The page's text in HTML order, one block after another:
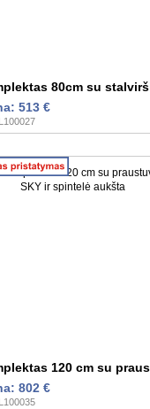
80cm su
513 €
120 cm su
802 €